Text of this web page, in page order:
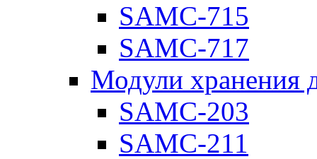
SAMC-715
SAMC-717
Модули хранения
SAMC-203
SAMC-211